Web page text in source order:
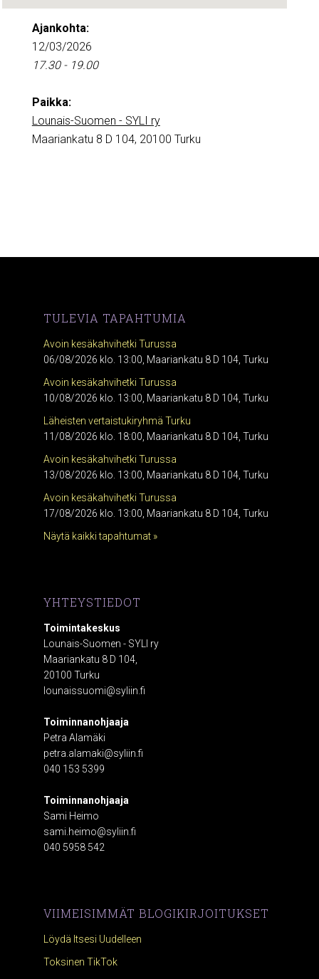
Ajankohta:
12/03/2026
17.30 - 19.00
Paikka:
Lounais-Suomen - SYLI ry
Maariankatu 8 D 104, 20100 Turku
TULEVIA TAPAHTUMIA
Avoin kesäkahvihetki Turussa
06/08/2026 klo. 13:00, Maariankatu 8 D 104, Turku
Avoin kesäkahvihetki Turussa
10/08/2026 klo. 13:00, Maariankatu 8 D 104, Turku
Läheisten vertaistukiryhmä Turku
11/08/2026 klo. 18:00, Maariankatu 8 D 104, Turku
Avoin kesäkahvihetki Turussa
13/08/2026 klo. 13:00, Maariankatu 8 D 104, Turku
Avoin kesäkahvihetki Turussa
17/08/2026 klo. 13:00, Maariankatu 8 D 104, Turku
Näytä kaikki tapahtumat »
YHTEYSTIEDOT
Toimintakeskus
Lounais-Suomen - SYLI ry
Maariankatu 8 D 104,
20100 Turku
lounaissuomi@syliin.fi
Toiminnanohjaaja
Petra Alamäki
petra.alamaki@syliin.fi
040 153 5399
Toiminnanohjaaja
Sami Heimo
sami.heimo@syliin.fi
040 5958 542
VIIMEISIMMÄT BLOGIKIRJOITUKSET
Löydä Itsesi Uudelleen
Toksinen TikTok